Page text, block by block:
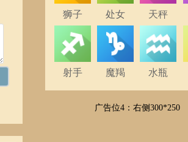
狮子 处女 天秤
射手 魔羯 水瓶
广告位4：右侧300*250